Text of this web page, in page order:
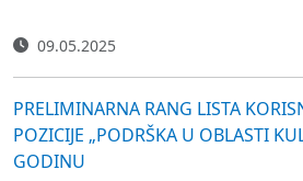
09.05.2025
PRELIMINARNA RANG LISTA
POZICIJE „PODRŠKA U OBLASTI
GODINU